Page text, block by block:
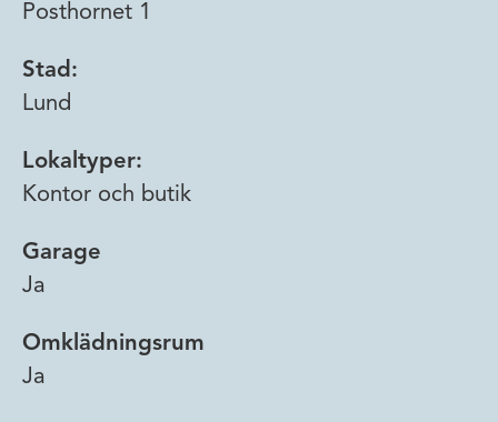
Posthornet 1
Stad:
Lund
Lokaltyper:
Kontor och butik
Garage
Ja
Omklädningsrum
Ja